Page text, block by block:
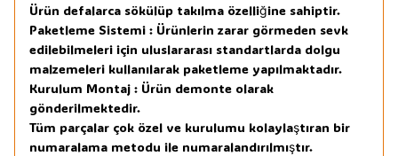
Ürün defalarca sökülüp takılma özelliğine sahiptir.
Paketleme Sistemi : Ürünlerin zarar görmeden sevk
edilebilmeleri için uluslararası standartlarda dolgu
malzemeleri kullanılarak paketleme yapılmaktadır.
Kurulum Montaj : Ürün demonte olarak
gönderilmektedir.
Tüm parçalar çok özel ve kurulumu kolaylaştıran bir
numaralama metodu ile numaralandırılmıştır.